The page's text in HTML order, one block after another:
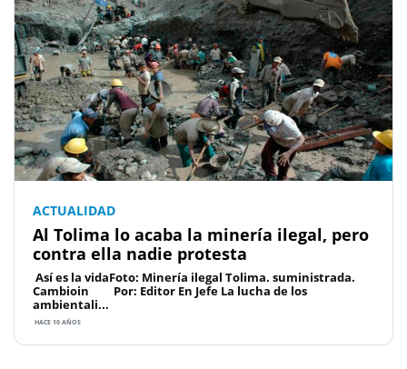
ACTUALIDAD
Al Tolima lo acaba la minería ilegal, pero
contra ella nadie protesta
Así es la vidaFoto: Minería ilegal Tolima. suministrada.
Cambioin Por: Editor En Jefe La lucha de los
ambientali...
HACE 10 AÑOS